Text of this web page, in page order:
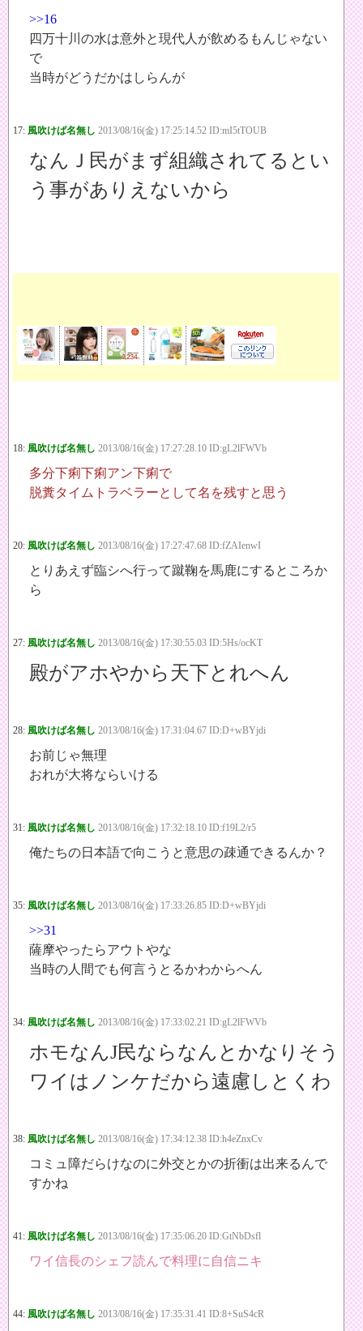
>>16
四万十川の水は意外と現代人が飲めるもんじゃない
で
当時がどうだかはしらんが
17: 風吹けば名無し 2013/08/16(金) 17:25:14.52 ID:mI5tTOUB
なんＪ民がまず組織されてるとい
う事がありえないから
18: 風吹けば名無し 2013/08/16(金) 17:27:28.10 ID:gL2lFWVb
多分下痢下痢アン下痢で
脱糞タイムトラベラーとして名を残すと思う
20: 風吹けば名無し 2013/08/16(金) 17:27:47.68 ID:fZAIenwI
とりあえず臨シへ行って蹴鞠を馬鹿にするところか
ら
27: 風吹けば名無し 2013/08/16(金) 17:30:55.03 ID:5Hs/ocKT
殿がアホやから天下とれへん
28: 風吹けば名無し 2013/08/16(金) 17:31:04.67 ID:D+wBYjdi
お前じゃ無理
おれが大将ならいける
31: 風吹けば名無し 2013/08/16(金) 17:32:18.10 ID:f19L2/r5
俺たちの日本語で向こうと意思の疎通できるんか？
35: 風吹けば名無し 2013/08/16(金) 17:33:26.85 ID:D+wBYjdi
>>31
薩摩やったらアウトやな
当時の人間でも何言うとるかわからへん
34: 風吹けば名無し 2013/08/16(金) 17:33:02.21 ID:gL2lFWVb
ホモなんJ民ならなんとかなりそう
ワイはノンケだから遠慮しとくわ
38: 風吹けば名無し 2013/08/16(金) 17:34:12.38 ID:h4eZnxCv
コミュ障だらけなのに外交とかの折衝は出来るんで
すかね
41: 風吹けば名無し 2013/08/16(金) 17:35:06.20 ID:GtNbDsfl
ワイ信長のシェフ読んで料理に自信ニキ
44: 風吹けば名無し 2013/08/16(金) 17:35:31.41 ID:8+SuS4cR